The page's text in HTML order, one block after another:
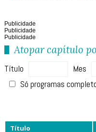
Publicidade
Publicidade
Publicidade
Atopar capítulo
Título Mes
Só programas
Título